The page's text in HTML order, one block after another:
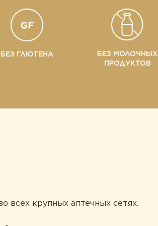
БЕЗ ГЛЮТЕНА
БЕЗ МОЛОЧНЫХ
ПРОДУКТОВ
всех крупных аптечных сетях.